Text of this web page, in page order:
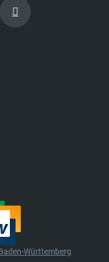
Württemberg